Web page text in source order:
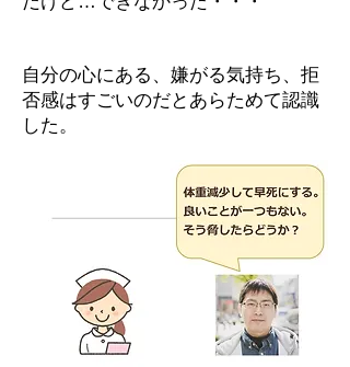
自分の心にある、嫌がる気持ち、拒
否感はすごいのだとあらためて認識
した。